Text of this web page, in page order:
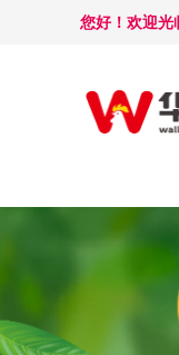
您好！欢迎光